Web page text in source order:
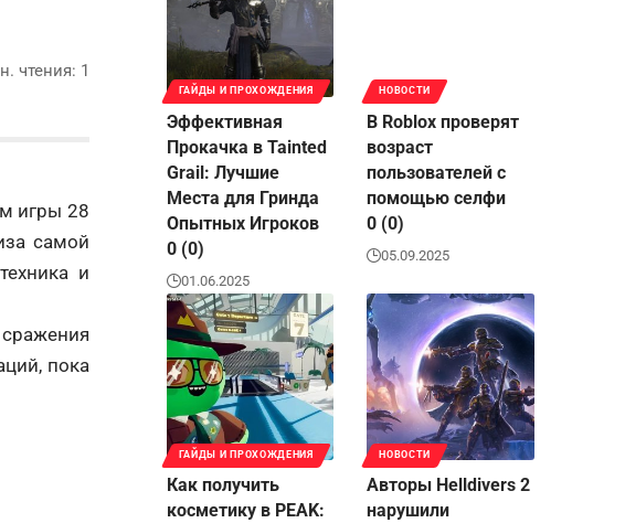
чтения: 1
игры 28
самой
и
пока
ГАЙДЫ И ПРОХОЖДЕНИЯ
Эффективная
Прокачка в Tainted
Grail: Лучшие
Места для Гринда
Опытных Игроков
0 (0)
01.06.2025
НОВОСТИ
В Roblox проверят
возраст
пользователей с
помощью селфи
0 (0)
05.09.2025
ГАЙДЫ И ПРОХОЖДЕНИЯ
Как получить
косметику в PEAK:
НОВОСТИ
Авторы Helldivers 2
нарушили